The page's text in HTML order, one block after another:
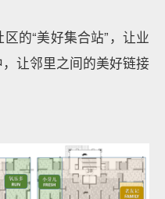
的“美好集合站”，让业
让邻里之间的美好链接